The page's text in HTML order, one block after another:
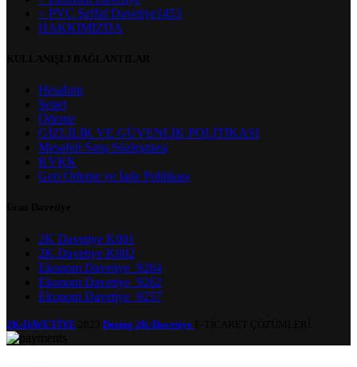
> PVC Şeffaf Davetiye1453
HAKKIMIZDA
Hesabım
Sepet
Ödeme
GİZLİLİK VE GÜVENLİK POLİTİKASI
Mesafeli Satış Sözleşmesi
KVKK
Geri Ödeme ve İade Politikası
2K Davetiye K001
2K Davetiye K002
Ekonom Davetiye_9264
Ekonom Davetiye_9262
Ekonom Davetiye_9257
2K-DAVETİYE Desing 2K-Davetiye